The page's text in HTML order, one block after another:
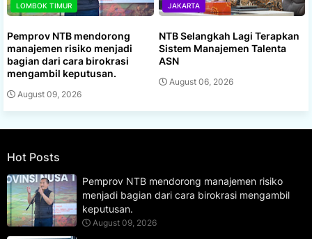
LOMBOK TIMUR
Pemprov NTB mendorong
manajemen risiko menjadi
bagian dari cara birokrasi
mengambil keputusan.
August 09, 2026
JAKARTA
NTB Selangkah Lagi Terapkan
Sistem Manajemen Talenta
ASN
August 06, 2026
Hot Posts
Pemprov NTB mendorong manajemen risiko
menjadi bagian dari cara birokrasi mengambil
keputusan.
August 09, 2026